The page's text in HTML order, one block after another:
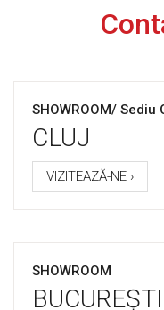
SHOWROOM/ Sediu
CLUJ
VIZITEAZĂ-NE ›
SHOWROOM
BUCUREȘTI